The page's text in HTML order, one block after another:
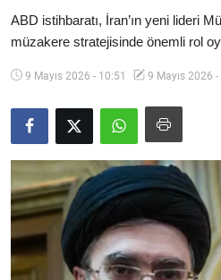
Güncel
Makaleler
Galeri
Video
Yazarlar
ABD istihbaratı, İran’ın yeni lideri
müzakere stratejisinde önemli rol
9 Mayıs 2026 - 10:51 9 Mayıs 2026 -